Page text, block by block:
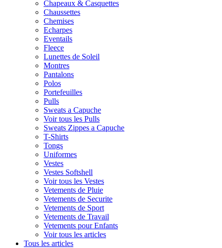
Chapeaux & Casquettes
Chaussettes
Chemises
Echarpes
Eventails
Fleece
Lunettes de Soleil
Montres
Pantalons
Polos
Portefeuilles
Pulls
Sweats a Capuche
Voir tous les Pulls
Sweats Zippes a Capuche
T-Shirts
Tongs
Uniformes
Vestes
Vestes Softshell
Voir tous les Vestes
Vetements de Pluie
Vetements de Securite
Vetements de Sport
Vetements de Travail
Vetements pour Enfants
Voir tous les articles
Tous les articles